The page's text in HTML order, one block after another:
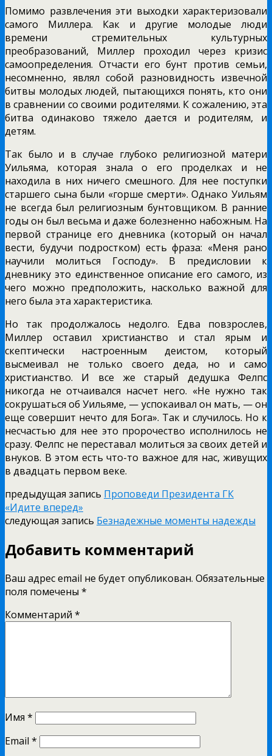
Помимо развлечения эти выходки характеризовали
самого Миллера. Как и другие молодые люди
времени стремительных культурных
преобразований, Миллер проходил через кризис
самоопределения. Отчасти его бунт против семьи,
несомненно, являл собой разновидность извечной
битвы молодых людей, пытающихся понять, кто они
в сравнении со своими родителями. К сожалению, эта
битва одинаково тяжело дается и родителям, и
детям.
Так было и в случае глубоко религиозной матери
Уильяма, которая знала о его проделках и не
находила в них ничего смешного. Для нее поступки
старшего сына были «горше смерти». Однако Уильям
не всегда был религиозным бунтовщиком. В ранние
годы он был весьма и даже болезненно набожным. На
первой странице его днев­ника (который он начал
вести, будучи подростком) есть фраза: «Меня рано
научили молиться Господу». В предисловии к
дневнику это единственное описание его самого, из
чего можно предположить, насколько важной для
него была эта характеристика.
Но так продолжалось недолго. Едва повзрослев,
Миллер оставил христиан­ство и стал ярым и
скептически настроенным деистом, который
высмеивал не только своего деда, но и само
христианство. И все же старый дедушка Фелпс
никогда не отчаивался насчет него. «Не нужно так
сокрушаться об Уильяме, — успокаивал он мать, — он
еще совер­шит нечто для Бога». Так и случилось. Но к
несчастью для нее это пророчество исполнилось не
сразу. Фелпс не переставал молиться за своих детей и
внуков. В этом есть что-то важное для нас, живущих
в двадцать первом веке.
предыдущая запись Проповеди Президента ГК
«Идите вперед»
следующая запись Безнадежные моменты надежды
Добавить комментарий
Ваш адрес email не будет опубликован. Обязательные
поля помечены *
Комментарий *
Имя *
Email *